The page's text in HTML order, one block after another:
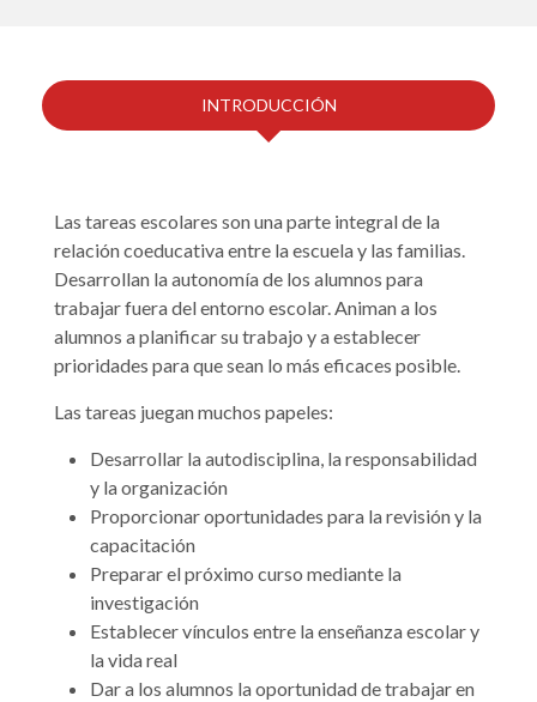
INTRODUCCIÓN
Las tareas escolares son una parte integral de la
relación coeducativa entre la escuela y las familias.
Desarrollan la autonomía de los alumnos para
trabajar fuera del entorno escolar. Animan a los
alumnos a planificar su trabajo y a establecer
prioridades para que sean lo más eficaces posible.
Las tareas juegan muchos papeles:
Desarrollar la autodisciplina, la responsabilidad
y la organización
Proporcionar oportunidades para la revisión y la
capacitación
Preparar el próximo curso mediante la
investigación
Establecer vínculos entre la enseñanza escolar y
la vida real
Dar a los alumnos la oportunidad de trabajar en